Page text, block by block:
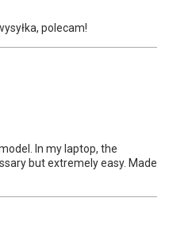
polecam!
In my laptop, the
but extremely easy. Made